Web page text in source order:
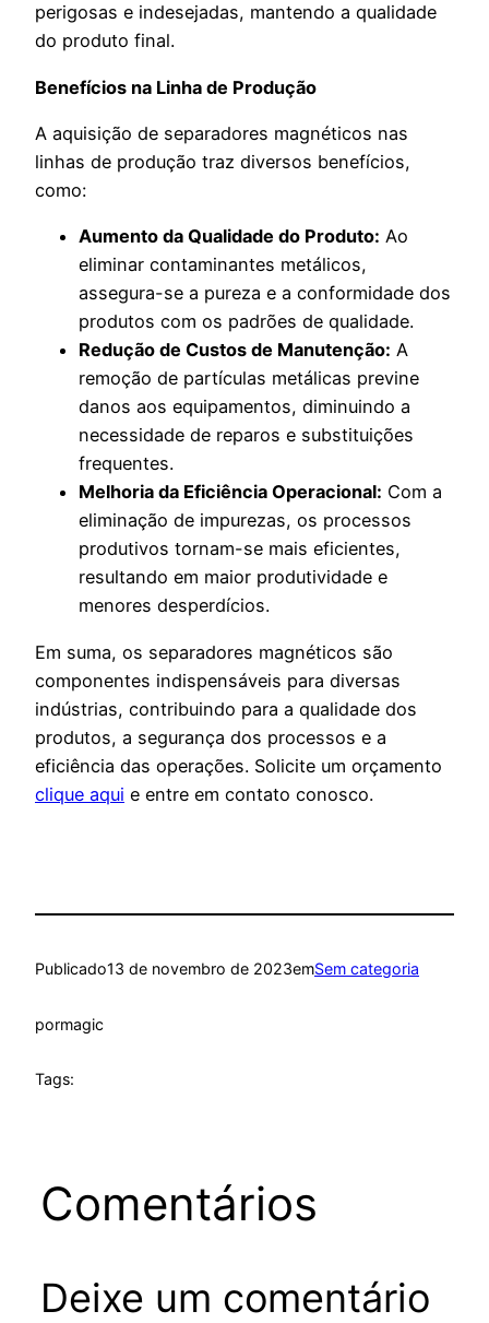
perigosas e indesejadas, mantendo a qualidade
do produto final.
Benefícios na Linha de Produção
A aquisição de separadores magnéticos nas
linhas de produção traz diversos benefícios,
como:
Aumento da Qualidade do Produto: Ao
eliminar contaminantes metálicos,
assegura-se a pureza e a conformidade dos
produtos com os padrões de qualidade.
Redução de Custos de Manutenção: A
remoção de partículas metálicas previne
danos aos equipamentos, diminuindo a
necessidade de reparos e substituições
frequentes.
Melhoria da Eficiência Operacional: Com a
eliminação de impurezas, os processos
produtivos tornam-se mais eficientes,
resultando em maior produtividade e
menores desperdícios.
Em suma, os separadores magnéticos são
componentes indispensáveis para diversas
indústrias, contribuindo para a qualidade dos
produtos, a segurança dos processos e a
eficiência das operações. Solicite um orçamento
clique aqui e entre em contato conosco.
Publicado13 de novembro de 2023emSem categoria
pormagic
Tags:
Comentários
Deixe um comentário